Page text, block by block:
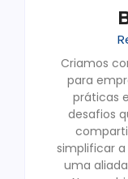
Criamos
para
práticas
desafios
simplificar
uma